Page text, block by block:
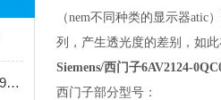
力士乐ZDR6DP2-4X/210YM(R900483788)辰丁销售
（nem不同种类的显示器
列，产生透光度的差别，如
Siemens/西门子6AV2124-
西门子部分型号：